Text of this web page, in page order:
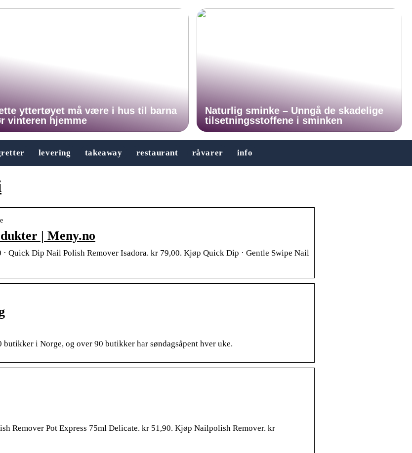
yttertøyet må være i hus til barna
vinteren hjemme
Naturlig sminke – Unngå de skadelige
tilsetningsstoffene i sminken
levering takeaway restaurant råvarer info
| Meny.no
Quick Dip Nail Polish Remover Isadora. kr 79,00. Kjøp Quick Dip · Gentle Swipe Nail
i Norge, og over 90 butikker har søndagsåpent hver uke.
Remover Pot Express 75ml Delicate. kr 51,90. Kjøp Nailpolish Remover. kr